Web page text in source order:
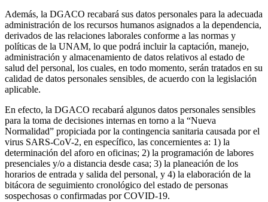
Además, la DGACO recabará sus datos personales para la adecuada
administración de los recursos humanos asignados a la dependencia,
derivados de las relaciones laborales conforme a las normas y
políticas de la UNAM, lo que podrá incluir la captación, manejo,
administración y almacenamiento de datos relativos al estado de
salud del personal, los cuales, en todo momento, serán tratados en su
calidad de datos personales sensibles, de acuerdo con la legislación
aplicable.
En efecto, la DGACO recabará algunos datos personales sensibles
para la toma de decisiones internas en torno a la “Nueva
Normalidad” propiciada por la contingencia sanitaria causada por el
virus SARS-CoV-2, en específico, las concernientes a: 1) la
determinación del aforo en oficinas; 2) la programación de labores
presenciales y/o a distancia desde casa; 3) la planeación de los
horarios de entrada y salida del personal, y 4) la elaboración de la
bitácora de seguimiento cronológico del estado de personas
sospechosas o confirmadas por COVID-19.